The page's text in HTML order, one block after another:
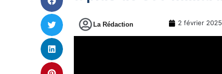
La Rédaction 2 février 2025